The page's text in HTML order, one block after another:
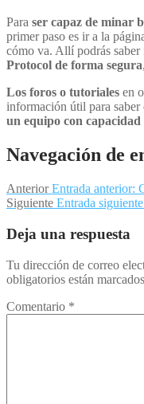
Para ser capaz de minar
primer paso es ir a la
cómo va. Allí podrás
Protocol de forma segura
Los foros o tutoriales en
información útil para
un equipo con capacidad
Navegación de
Anterior Entrada anterior:
Siguiente Entrada
Deja una respuesta
Tu dirección de correo
obligatorios están
Comentario *